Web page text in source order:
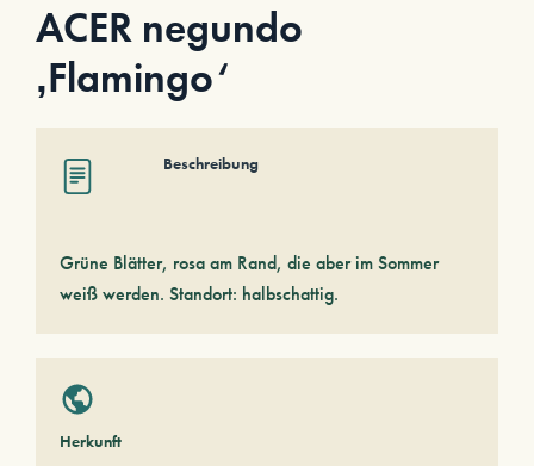
ACER negundo
‚Flamingo‘
Beschreibung
Grüne Blätter, rosa am Rand, die aber im Sommer
weiß werden. Standort: halbschattig.
Herkunft